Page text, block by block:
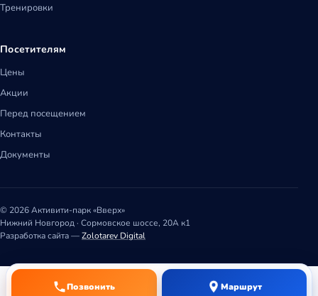
Тренировки
Посетителям
Цены
Акции
Перед посещением
Контакты
Документы
© 2026 Активити-парк «Вверх»
Нижний Новгород · Сормовское шоссе, 20А к1
Разработка сайта —Zolotarev Digital
Позвонить Маршрут